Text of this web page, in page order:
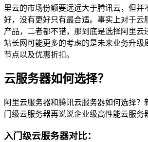
里云的市场份额要远远大于腾讯云，但并
好，没有更好只有最合适。事实上对于云
产品，二者都不错，那到底是选择阿里云
站长网可能更多的考虑的是未来业务升级
节点以及优惠折扣。
云服务器如何选择？
阿里云服务器和腾讯云服务器如何选择？
门级云服务器再说说企业级高性能云服务
入门级云服务器对比：